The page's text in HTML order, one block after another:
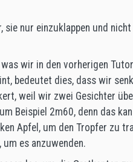
sie nur einzuklappen und
wir in den vorherigen
bedeutet dies, dass wir
weil wir zwei Gesichter
Beispiel 2m60, denn das
Apfel, um den Tropfer zu
es anzuwenden.